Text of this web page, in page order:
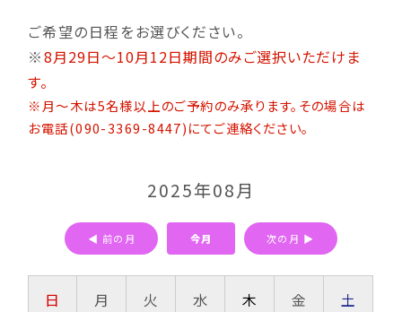
ご希望の日程をお選びください。
※8月29日～10月12日期間のみご選択いただけま
す。
※月～木は5名様以上のご予約のみ承ります。その場合は
お電話(090-3369-8447)にてご連絡ください。
2025年08月
◀ 前の月 今月 次の月 ▶
日 月 火 水 木 金 土